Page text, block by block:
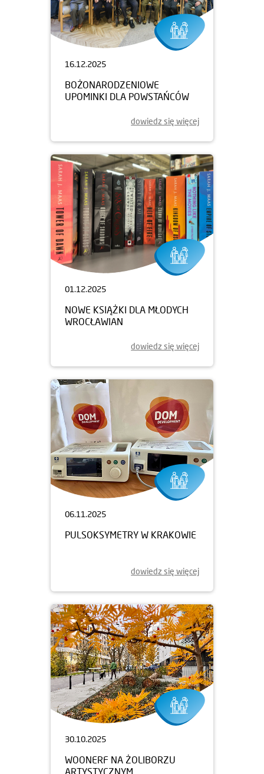
16.12.2025
BOŻONARODZENIOWE
UPOMINKI DLA POWSTAŃCÓW
dowiedz się więcej
01.12.2025
NOWE KSIĄŻKI DLA MŁODYCH
WROCŁAWIAN
dowiedz się więcej
06.11.2025
PULSOKSYMETRY W KRAKOWIE
dowiedz się więcej
30.10.2025
WOONERF NA ŻOLIBORZU
ARTYSTYCZNYM